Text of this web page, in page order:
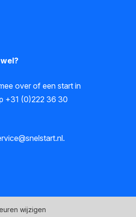
over of een start in
+31 (0)222 36 30
.
wijzigen